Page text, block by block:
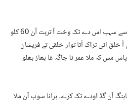
اینو آن منہ سال مست 2013 نا اسے سہب اس دے ٹک وخت آ تربت آن 60 کلو
خلق اٹی تراک آتا توار خلقی تے فریشان
مس کہ ملا عمر نا جاگہ غا بھاز بھلو
آن گڈ اودے ٹک کرے۔ ہرانا سوب آن ملا